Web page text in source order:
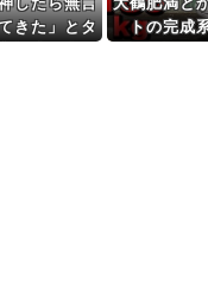
きた」とタ
トの完成